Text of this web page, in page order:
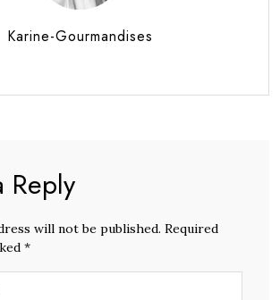
Karine-Gourmandises
Reply
will not be published. Required
*